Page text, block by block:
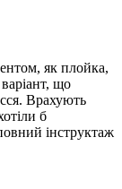
як плойка,
що
Врахують
б
інструктаж